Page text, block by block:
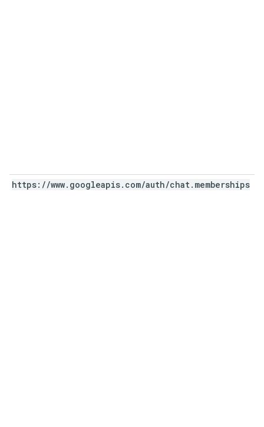
https: //www. googleapis. com/auth/chat. memberships